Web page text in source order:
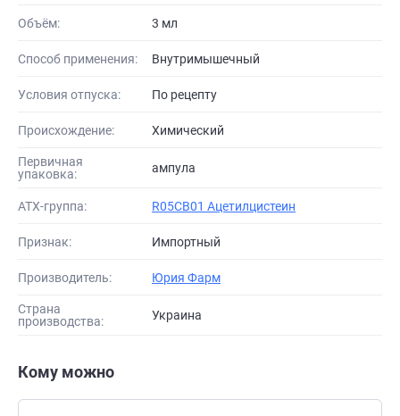
Объём: 3 мл
Способ применения: Внутримышечный
Условия отпуска: По рецепту
Происхождение: Химический
Первичная
упаковка:
ампула
АТХ-группа: R05CB01 Ацетилцистеин
Признак: Импортный
Производитель: Юрия Фарм
Страна
производства:
Украина
Кому можно